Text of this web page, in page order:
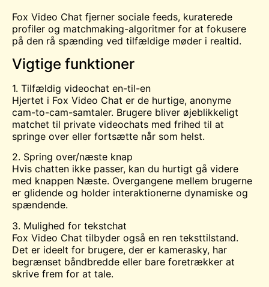
Fox Video Chat fjerner sociale feeds, kuraterede
profiler og matchmaking-algoritmer for at fokusere
på den rå spænding ved tilfældige møder i realtid.
Vigtige funktioner
1. Tilfældig videochat en-til-en
Hjertet i Fox Video Chat er de hurtige, anonyme
cam-to-cam-samtaler. Brugere bliver øjeblikkeligt
matchet til private videochats med frihed til at
springe over eller fortsætte når som helst.
2. Spring over/næste knap
Hvis chatten ikke passer, kan du hurtigt gå videre
med knappen Næste. Overgangene mellem brugerne
er glidende og holder interaktionerne dynamiske og
spændende.
3. Mulighed for tekstchat
Fox Video Chat tilbyder også en ren teksttilstand.
Det er ideelt for brugere, der er kamerasky, har
begrænset båndbredde eller bare foretrækker at
skrive frem for at tale.